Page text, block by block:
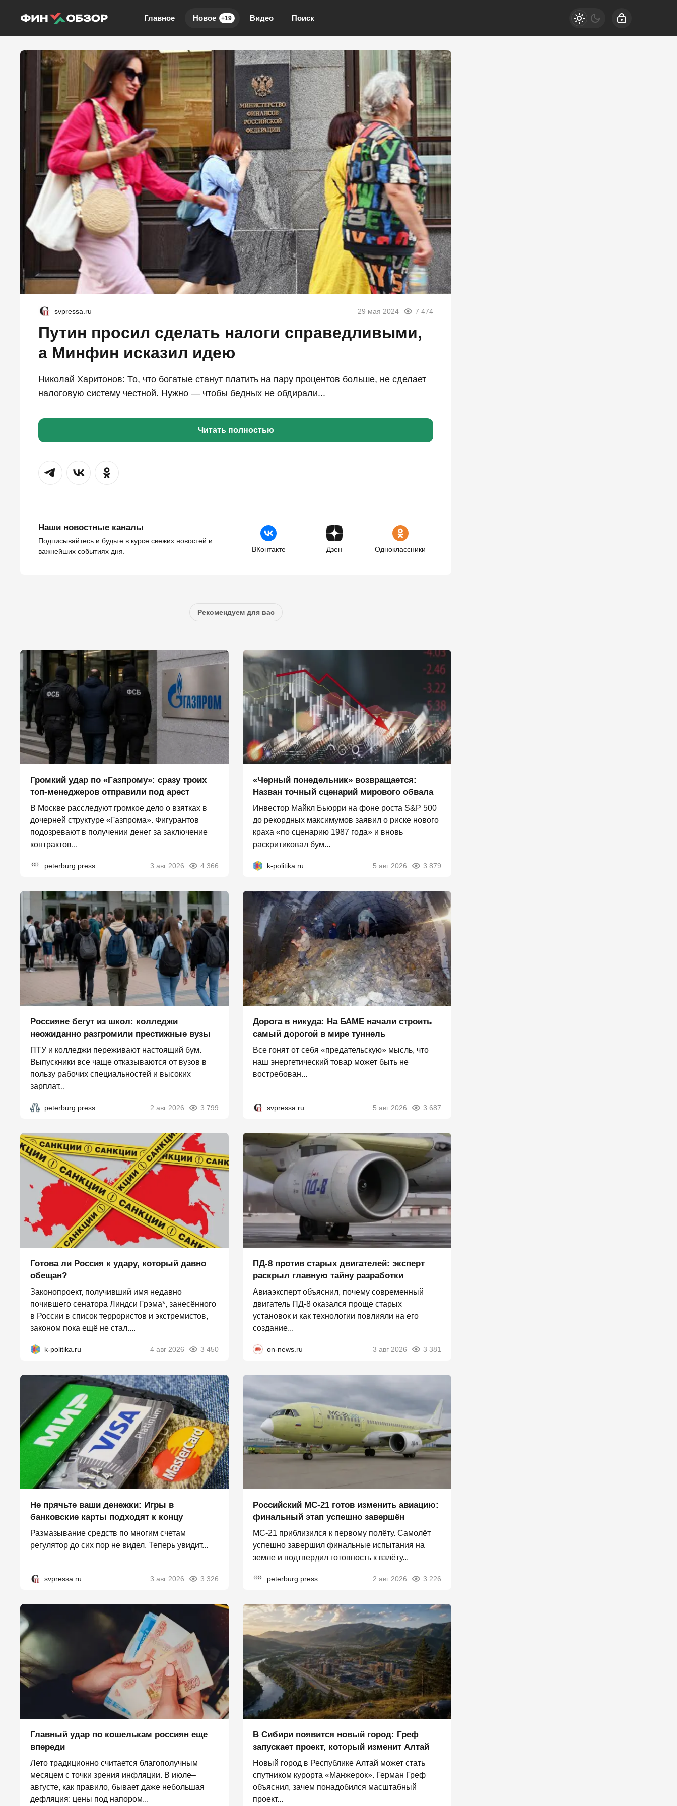
Главное Новое +19 Видео Поиск
svpressa.ru 29 мая 2024 7 474
Путин просил сделать налоги справедливыми,
а Минфин исказил идею
Николай Харитонов: То, что богатые станут платить на пару процентов больше, не сделает
налоговую систему честной. Нужно — чтобы бедных не обдирали...
Читать полностью
Наши новостные каналы
Подписывайтесь и будьте в курсе свежих новостей и
важнейших событиях дня.
ВКонтакте Дзен Одноклассники
Рекомендуем для вас
Громкий удар по «Газпрому»: сразу троих
топ-менеджеров отправили под арест
В Москве расследуют громкое дело о взятках в
дочерней структуре «Газпрома». Фигурантов
подозревают в получении денег за заключение
контрактов...
peterburg.press 3 авг 2026 4 366
«Черный понедельник» возвращается:
Назван точный сценарий мирового обвала
Инвестор Майкл Бьюрри на фоне роста S&P 500
до рекордных максимумов заявил о риске нового
краха «по сценарию 1987 года» и вновь
раскритиковал бум...
k-politika.ru 5 авг 2026 3 879
Россияне бегут из школ: колледжи
неожиданно разгромили престижные вузы
ПТУ и колледжи переживают настоящий бум.
Выпускники все чаще отказываются от вузов в
пользу рабочих специальностей и высоких
зарплат...
peterburg.press 2 авг 2026 3 799
Дорога в никуда: На БАМЕ начали строить
самый дорогой в мире туннель
Все гонят от себя «предательскую» мысль, что
наш энергетический товар может быть не
востребован...
svpressa.ru 5 авг 2026 3 687
Готова ли Россия к удару, который давно
обещан?
Законопроект, получивший имя недавно
почившего сенатора Линдси Грэма*, занесённого
в России в список террористов и экстремистов,
законом пока ещё не стал....
k-politika.ru 4 авг 2026 3 450
ПД-8 против старых двигателей: эксперт
раскрыл главную тайну разработки
Авиаэксперт объяснил, почему современный
двигатель ПД-8 оказался проще старых
установок и как технологии повлияли на его
создание...
on-news.ru 3 авг 2026 3 381
Не прячьте ваши денежки: Игры в
банковские карты подходят к концу
Размазывание средств по многим счетам
регулятор до сих пор не видел. Теперь увидит...
svpressa.ru 3 авг 2026 3 326
Российский МС-21 готов изменить авиацию:
финальный этап успешно завершён
МС-21 приблизился к первому полёту. Самолёт
успешно завершил финальные испытания на
земле и подтвердил готовность к взлёту...
peterburg.press 2 авг 2026 3 226
Главный удар по кошелькам россиян еще
впереди
Лето традиционно считается благополучным
месяцем с точки зрения инфляции. В июле–
августе, как правило, бывает даже небольшая
дефляция: цены под напором...
В Сибири появится новый город: Греф
запускает проект, который изменит Алтай
Новый город в Республике Алтай может стать
спутником курорта «Манжерок». Герман Греф
объяснил, зачем понадобился масштабный
проект...